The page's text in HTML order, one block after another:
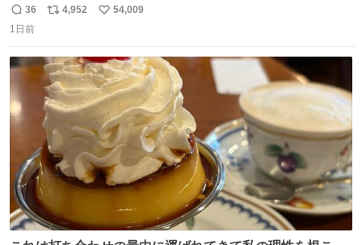
「くつろ木」。
返
信
36
リ
ト
数
4,952
い
数
54,009
1日前